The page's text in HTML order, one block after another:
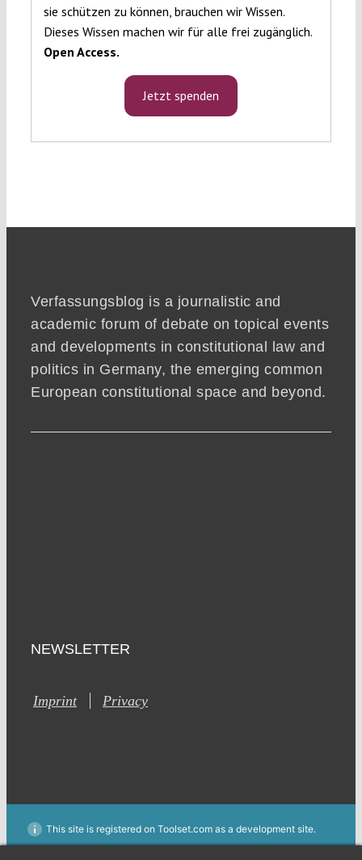
sie schützen zu können, brauchen wir Wissen.
Dieses Wissen machen wir für alle frei zugänglich.
Open Access.
Jetzt spenden
Verfassungsblog is a journalistic and
academic forum of debate on topical events
and developments in constitutional law and
politics in Germany, the emerging common
European constitutional space and beyond.
NEWSLETTER
Imprint Privacy
This site is registered on Toolset.com as a development site.